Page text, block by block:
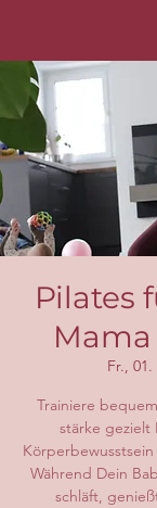
Pilates
Fr., 01.
Trainiere
stärke gezielt
Während Dein
schläft,